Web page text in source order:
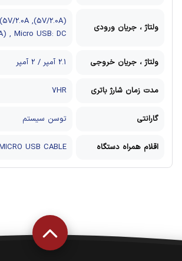
ولتاژ ، جریان ورودی
PD(5V/2.0A ,
, Micro USB: DC
ولتاژ ، جریان خروجی 2.1 آمپر / 2 آمپر
مدت زمان شارژ باتری 7HR
گارانتی توسن سیستم
اقلام همراه دستگاه USB CABLE